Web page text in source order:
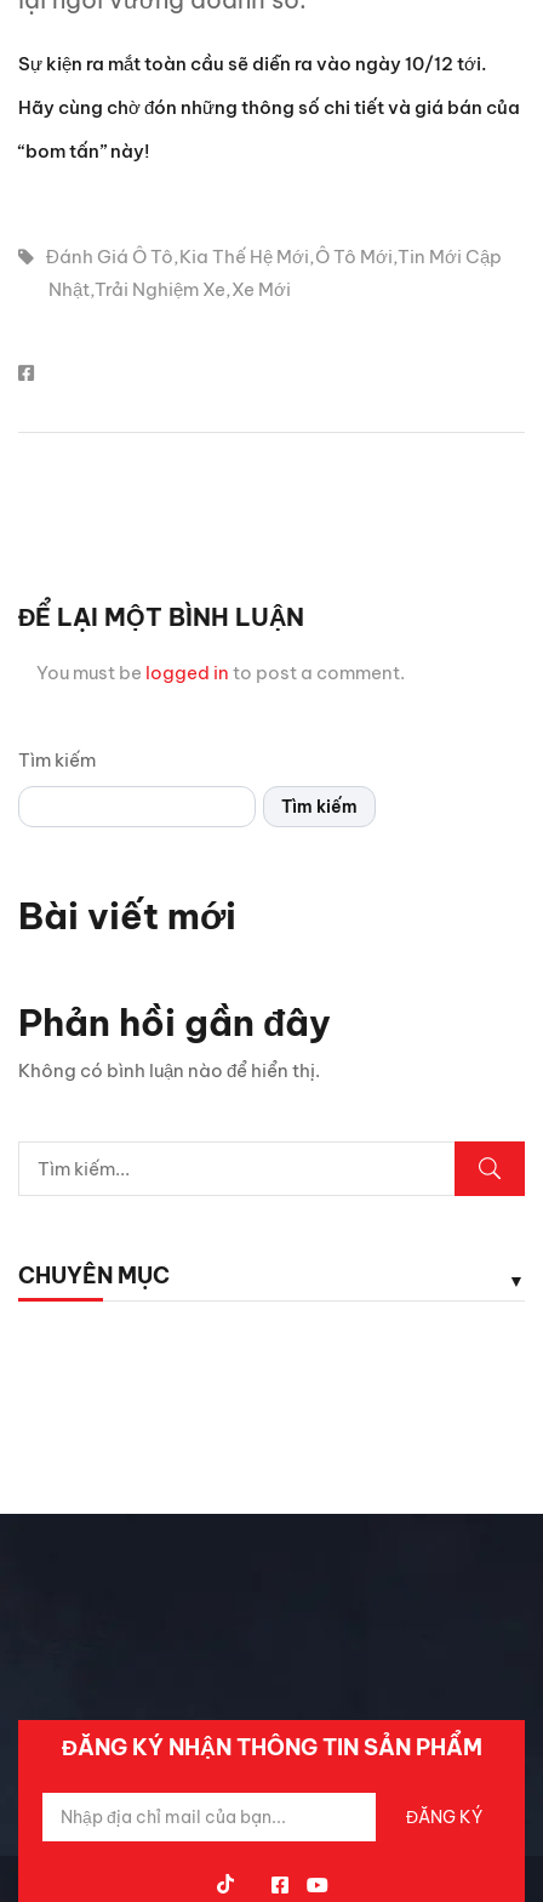
Tìm kiếm
Tìm kiếm
Bài viết mới
5 vị trí trên ô tô cần kiểm tra ngay sau mưa lớn
nhiêu?
5 phụ kiện ô tô giá rẻ nhưng cực kỳ cần thiết cho tài xế
Phản hồi gần đây
Không có bình luận nào để hiển thị.
CHUYÊN MỤC
Sự kiện ra mắt toàn cầu sẽ diễn ra vào ngày 10/12 tới.
Hãy cùng chờ đón những thông số chi tiết và giá bán của
“bom tấn” này!
Đánh Giá Ô Tô,Kia Thế Hệ Mới,Ô Tô Mới,Tin Mới Cập
Nhật,Trải Nghiệm Xe,Xe Mới
ĐỂ LẠI MỘT BÌNH LUẬN
You must be logged in to post a comment.
ĐĂNG KÝ NHẬN THÔNG TIN SẢN PHẨM